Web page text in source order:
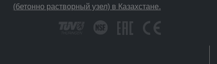
(бетонно растворный узел) в Казахстане.